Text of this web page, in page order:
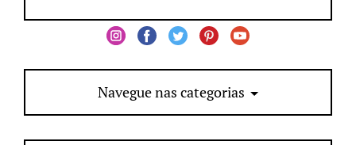
Navegue nas categorias